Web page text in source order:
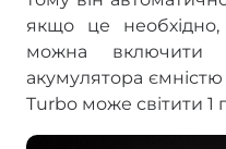
якщо це
можна включити
акумулятора
Turbo може світити 1